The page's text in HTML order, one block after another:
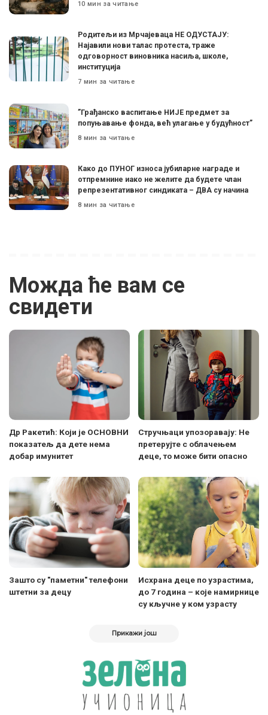
10 мин за читање
Родитељи из Мрчајеваца НЕ ОДУСТАЈУ:
Најавили нови талас протеста, траже
одговорност виновника насиља, школе,
институција
7 мин за читање
”Грађанско васпитање НИЈЕ предмет за
попуњавање фонда, већ улагање у будућност”
8 мин за читање
Како до ПУНОГ износа јубиларне награде и
отпремнине иако не желите да будете члан
репрезентативног синдиката – ДВА су начина
8 мин за читање
Можда ће вам се
свидети
Др Ракетић: Који је ОСНОВНИ
показатељ да дете нема
добар имунитет
Стручњаци упозоравају: Не
претерујте с облачењем
деце, то може бити опасно
Зашто су "паметни" телефони
штетни за децу
Исхрана деце по узрастима,
до 7 година – које намирнице
су кључне у ком узрасту
Прикажи још